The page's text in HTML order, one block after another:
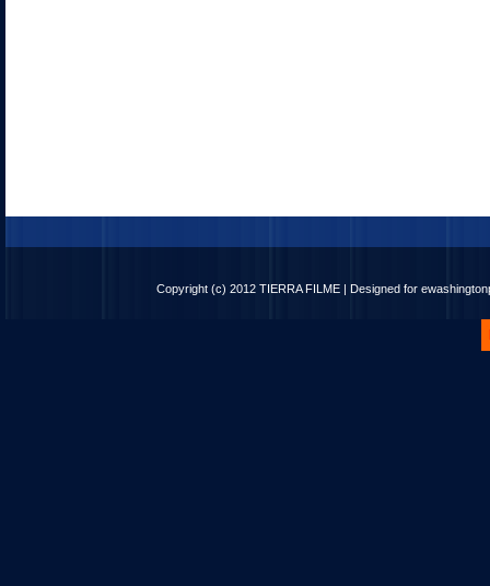
Copyright (c) 2012 TIERRA FILME | Designed for